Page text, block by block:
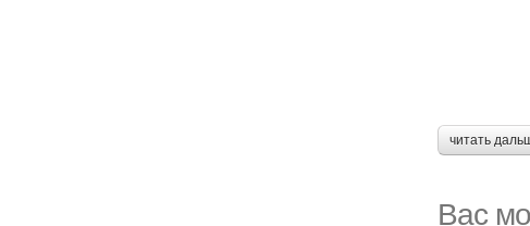
читать
Вас